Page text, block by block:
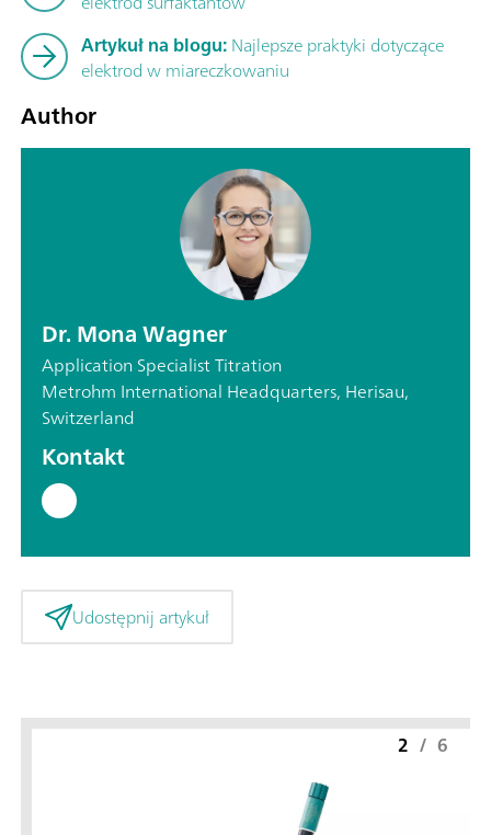
Artykuł na blogu:Najlepsze praktyki dotyczące
elektrod w miareczkowaniu
Author
Dr. Mona Wagner
Application Specialist Titration
Metrohm International Headquarters, Herisau,
Switzerland
Kontakt
Udostępnij artykuł
2 / 6